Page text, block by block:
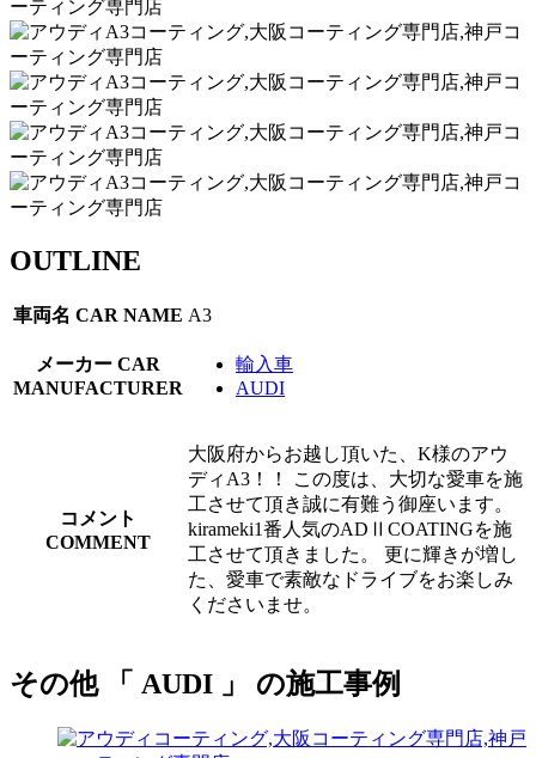
OUTLINE
車両名 CAR NAME A3
メーカー CAR
MANUFACTURER
輸入車
AUDI
コメント
COMMENT
大阪府からお越し頂いた、K様のアウ
ディA3！！ この度は、大切な愛車を施
工させて頂き誠に有難う御座います。
kirameki1番人気のADⅡCOATINGを施
工させて頂きました。 更に輝きが増し
た、愛車で素敵なドライブをお楽しみ
くださいませ。
その他 「 AUDI 」 の施工事例